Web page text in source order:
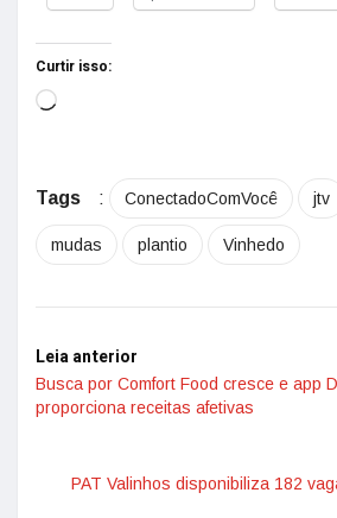
Curtir isso:
Tags : ConectadoComVocê jtv
mudas plantio Vinhedo
Leia anterior
Busca por Comfort Food cresce e app
proporciona receitas afetivas
PAT Valinhos disponibiliza 182